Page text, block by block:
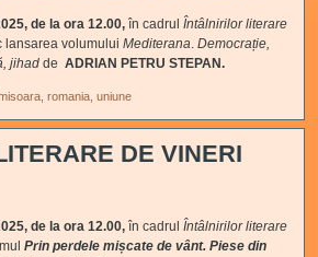
de la ora 12.00, în cadrul Întâlnirilor literare
lansarea volumului Mediterana. Democrație,
jihad de ADRIAN PETRU STEPAN.
romania uniune
DE VINERI
de la ora 12.00,în cadrulÎntâlnirilor literare
Prin perdele mișcate de vânt. Piese din